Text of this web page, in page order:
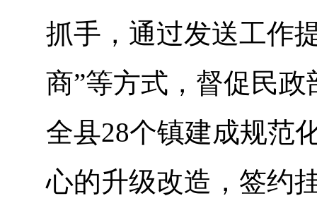
抓手，通过发送工作
商”等方式，督促民
全县28个镇建成规范
心的升级改造，签约